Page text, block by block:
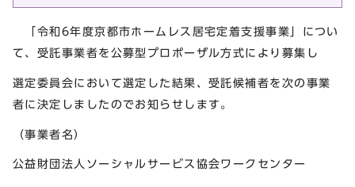
「令和6年度京都市ホームレス居宅定着支援事業」につい
て、受託事業者を公募型プロポーザル方式により募集し
選定委員会において選定した結果、受託候補者を次の事業
者に決定しましたのでお知らせします。
（事業者名）
公益財団法人ソーシャルサービス協会ワークセンター